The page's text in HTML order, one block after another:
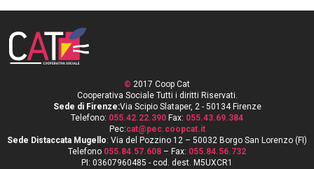
© 2017 Coop Cat
Cooperativa Sociale Tutti i diritti Riservati.
Sede di Firenze:Via Scipio Slataper, 2 - 50134 Firenze
Telefono: 055.42.22.390 Fax: 055.43.69.384
Pec:cat@pec.coopcat.it
Sede Distaccata Mugello: Via del Pozzino 12 – 50032 Borgo San Lorenzo (FI)
Telefono 055.84.57.608 – Fax: 055.84.56.732
PI: 03607960485 - cod. dest. M5UXCR1